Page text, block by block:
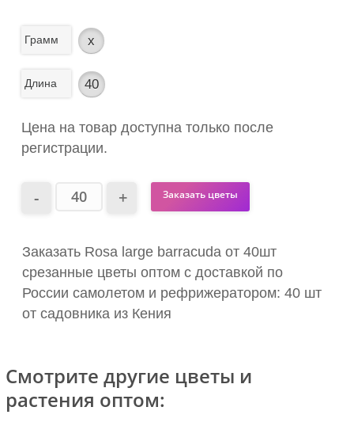
Грамм x
Длина 40
Цена на товар доступна только после
регистрации.
Заказать цветы
Заказать Rosa large barracuda от 40шт
срезанные цветы оптом с доставкой по
России самолетом и рефрижератором: 40 шт
от садовника из Кения
Смотрите другие цветы и
растения оптом: